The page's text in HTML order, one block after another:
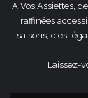
A Vos Assiettes,
raffinées
saisons, c'est
Laissez-